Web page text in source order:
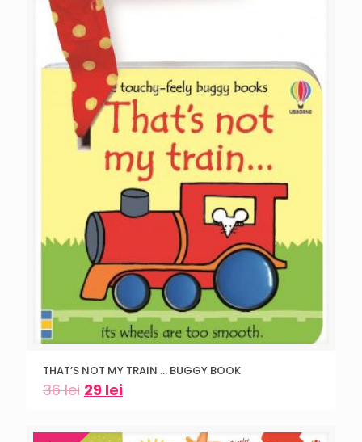
THAT’S NOT MY TRAIN … BUGGY BOOK
36lei 29 lei